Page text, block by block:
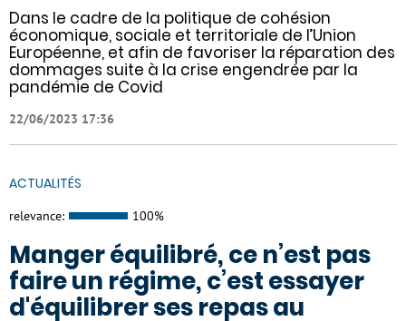
Dans le cadre de la politique de cohésion
économique, sociale et territoriale de l’Union
Européenne, et afin de favoriser la réparation des
dommages suite à la crise engendrée par la
pandémie de Covid
22/06/2023 17:36
ACTUALITÉS
relevance: 100%
Manger équilibré, ce n’est pas
faire un régime, c’est essayer
d'équilibrer ses repas au